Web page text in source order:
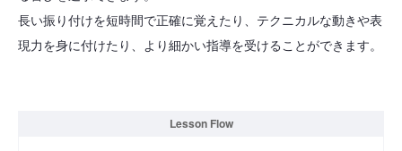
長い振り付けを短時間で正確に覚えたり、テクニカルな動きや表
現力を身に付けたり、より細かい指導を受けることができます。
Lesson Flow